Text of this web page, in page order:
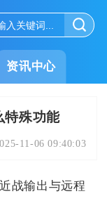
资讯中心
特殊功能
11-06 09:40:03
战输出与远程